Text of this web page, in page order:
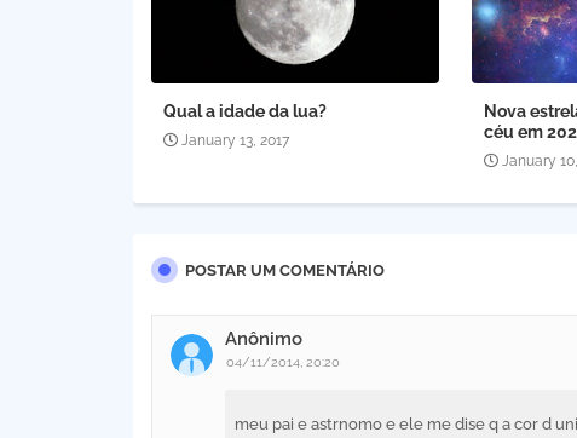
Qual a idade da lua?
January 13, 2017
Nova
céu em
January
POSTAR UM COMENTÁRIO
Anônimo
04/11/2014, 20:20
meu pai e astrnomo e ele me dise q a cor d